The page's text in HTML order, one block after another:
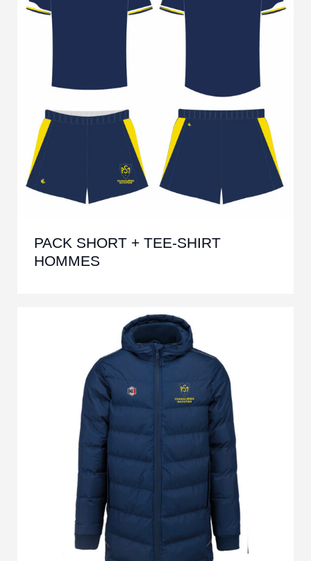
PACK SHORT + TEE-SHIRT
HOMMES